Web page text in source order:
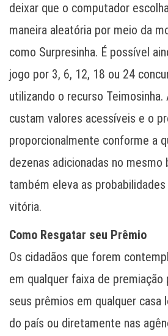
deixar que o computador
maneira aleatória por meio da
como Surpresinha. É possível
jogo por 3, 6, 12, 18 ou 24
utilizando o recurso
custam valores acessíveis e o
proporcionalmente conforme a
dezenas adicionadas no mesmo
também eleva as
vitória.
Como Resgatar seu Prêmio
Os cidadãos que forem
em qualquer faixa de
seus prêmios em qualquer casa
do país ou diretamente nas